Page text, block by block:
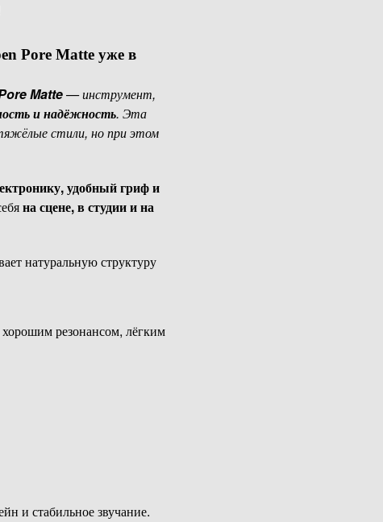
Pore Matte уже в
Matte— инструмент,
и надёжность. Эта
стили, но при этом
удобный гриф и
на сцене, в студии и на
натуральную структуру
резонансом, лёгким
и стабильное звучание.